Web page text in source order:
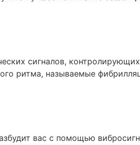
сигналов,
ритма, называемые
вас с помощью